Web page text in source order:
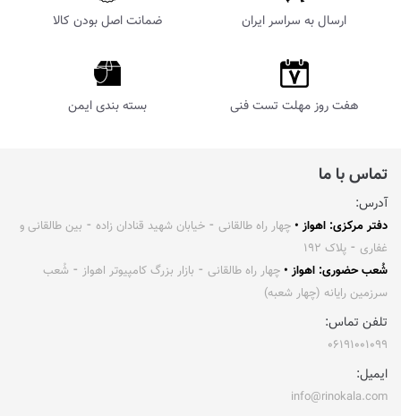
ارسال به سراسر ایران ضمانت اصل بودن کالا
هفت روز مهلت تست فنی بسته بندی ایمن
تماس با ما
آدرس:
دفتر مرکزی: اهواز • چهار راه طالقانی ⁃ خیابان شهید قنادان زاده ⁃ بین طالقانی و
غفاری ⁃ پلاک ۱۹۲
شُعب حضوری: اهواز • چهار راه طالقانی ⁃ بازار بزرگ کامپیوتر اهواز ⁃ شُعب
سرزمین رایانه (چهار شعبه)
تلفن تماس:
۰۶۱۹۱۰۰۱۰۹۹
ایمیل:
info@rinokala.com